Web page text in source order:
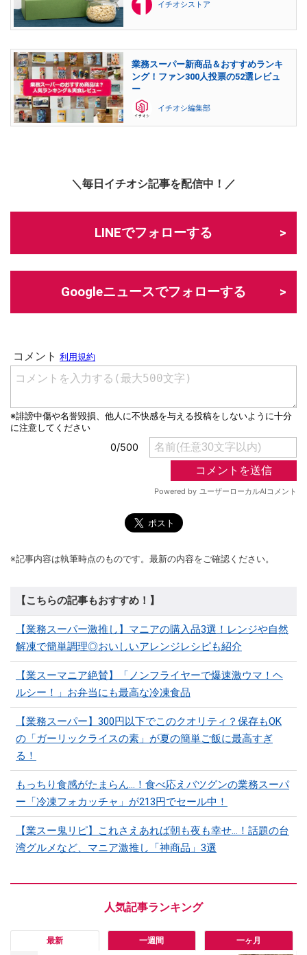
イチオシストア
業務スーパー新商品＆おすすめランキ
ング！ファン300人投票の52選レビュ
ー
イチオシ編集部
＼毎日イチオシ記事を配信中！／
LINEでフォローする
Googleニュースでフォローする
※記事内容は執筆時点のものです。最新の内容をご確認ください。
【こちらの記事もおすすめ！】
【業務スーパー激推し】マニアの購入品3選！レンジや自然
解凍で簡単調理◎おいしいアレンジレシピも紹介
【業スーマニア絶賛】「ノンフライヤーで爆速激ウマ！ヘ
ルシー！」お弁当にも最高な冷凍食品
【業務スーパー】300円以下でこのクオリティ？保存もOK
の「ガーリックライスの素」が夏の簡単ご飯に最高すぎ
る！
もっちり食感がたまらん…！食べ応えバツグンの業務スーパ
ー「冷凍フォカッチャ」が213円でセール中！
【業スー鬼リピ】これさえあれば朝も夜も幸せ…！話題の台
湾グルメなど、マニア激推し「神商品」3選
最新 一週間 一ヶ月